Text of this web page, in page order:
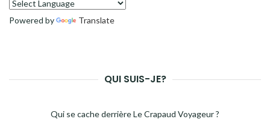
Powered by Translate
QUI SUIS-JE?
Qui se cache derrière Le Crapaud Voyageur ?